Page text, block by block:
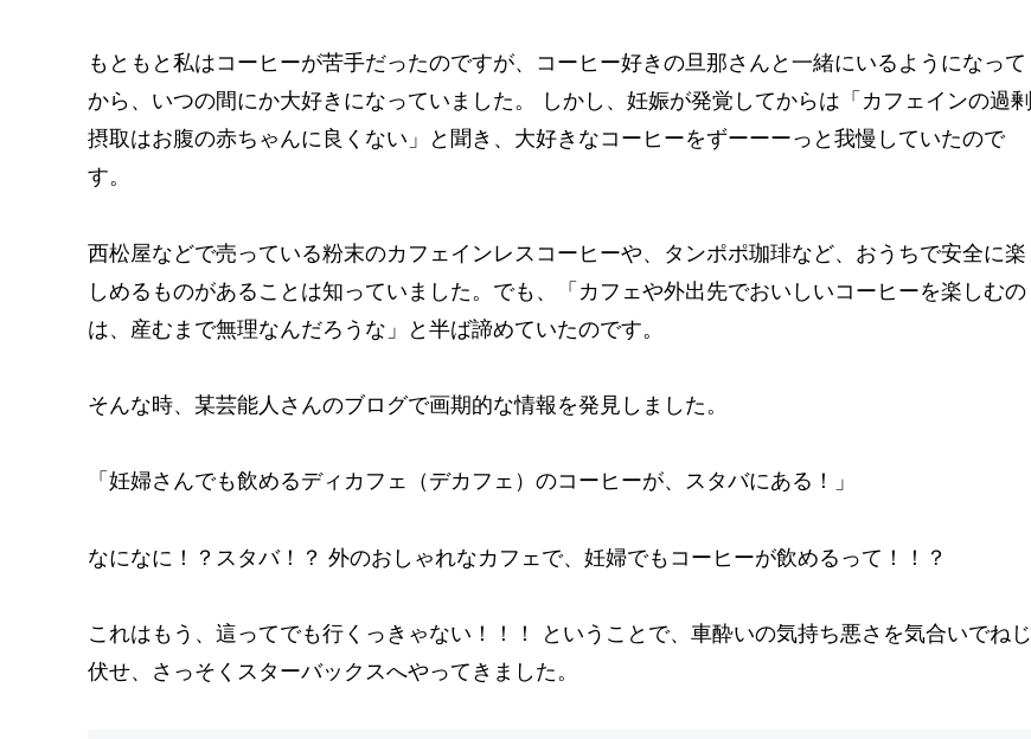
もともと私はコーヒーが苦手だったのですが、コーヒー好きの旦那さんと一緒にいるようになって
から、いつの間にか大好きになっていました。 しかし、妊娠が発覚してからは「カフェインの過剰
摂取はお腹の赤ちゃんに良くない」と聞き、大好きなコーヒーをずーーーっと我慢していたので
す。
西松屋などで売っている粉末のカフェインレスコーヒーや、タンポポ珈琲など、おうちで安全に楽
しめるものがあることは知っていました。でも、「カフェや外出先でおいしいコーヒーを楽しむの
は、産むまで無理なんだろうな」と半ば諦めていたのです。
そんな時、某芸能人さんのブログで画期的な情報を発見しました。
「妊婦さんでも飲めるディカフェ（デカフェ）のコーヒーが、スタバにある！」
なになに！？スタバ！？ 外のおしゃれなカフェで、妊婦でもコーヒーが飲めるって！！？
これはもう、這ってでも行くっきゃない！！！ ということで、車酔いの気持ち悪さを気合いでねじ
伏せ、さっそくスターバックスへやってきました。